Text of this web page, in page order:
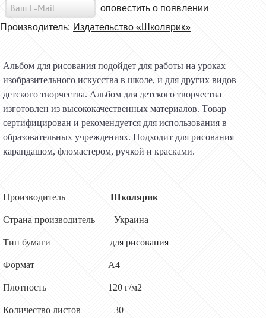
оповестить о появлении
Производитель: Издательство «Школярик»
Альбом для рисования подойдет для работы на уроках
изобразительного искусства в школе, и для других видов
детского творчества. Альбом для детского творчества
изготовлен из высококачественных материалов. Товар
сертифицирован и рекомендуется для использования в
образовательных учреждениях. Подходит для рисования
карандашом, фломастером, ручкой и красками.
Производитель Школярик
Страна производитель Украина
Тип бумаги для рисования
Формат А4
Плотность 120 г/м2
Количество листов 30